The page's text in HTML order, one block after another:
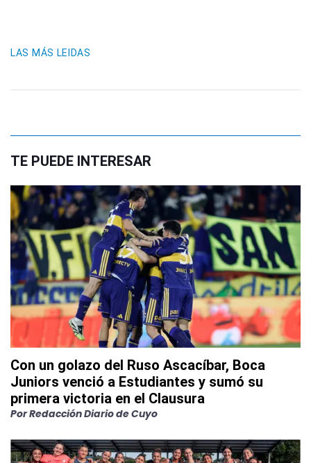
LAS MÁS LEIDAS
TE PUEDE INTERESAR
Con un golazo del Ruso Ascacíbar, Boca
Juniors venció a Estudiantes y sumó su
primera victoria en el Clausura
PorRedacción Diario de Cuyo